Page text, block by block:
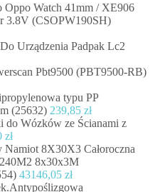
Oppo Watch 41mm / XE906
3.8V (CSOPW190SH)
Urządzenia Padpak Lc2
Pbt9500 (PBT9500-RB)
typu PP
(25632) 239,85 zł
do Wózków ze Ścianami z
zł
Namiot 8X30X3 Całoroczna
8x30x3M
43146,05 zł